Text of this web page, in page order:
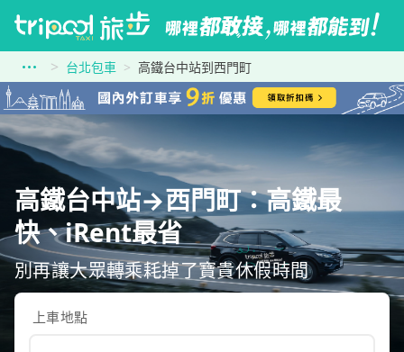
台北包車 高鐵台中站到西門町
高鐵台中站→西門町：高鐵最
快、iRent最省
別再讓大眾轉乘耗掉了寶貴休假時間
上車地點